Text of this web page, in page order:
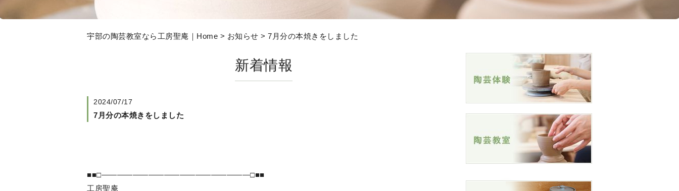
宇部の陶芸教室なら工房聖庵｜Home > お知らせ > 7月分の本焼きをしました
新着情報
2024/07/17
7月分の本焼きをしました
■■□―――――――――――――――――――□■■
工房聖庵